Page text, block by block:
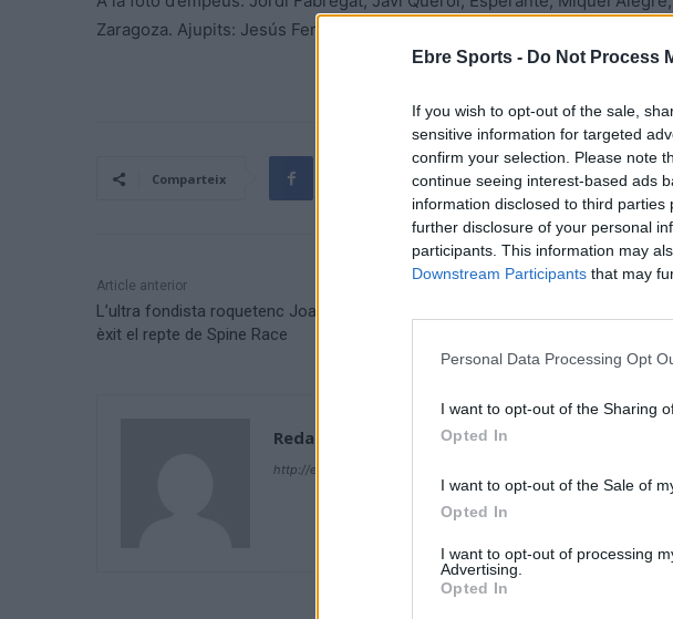
Ebre Sports - Do Not Process
If you wish to opt-out of the sale,
sensitive information for targeted
confirm your selection. Please note
continue seeing interest-based ads
information disclosed to third
further disclosure of your personal
participants. This information may
Downstream Participants that may
Personal Data Processing Opt
I want to opt-out of the Sharing
Opted In
I want to opt-out of the Sale of
Opted In
I want to opt-out of processing
Advertising.
Opted In
Zaragoza. Ajupits: Jesús Ferrando, Àngel Pastor, Serres, Valmaña i Jorge.
Comparteix
Article anterior
L’ultra fondista roquetenc Joan Ventura finalitza amb
èxit el repte de Spine Race
Redacció
http://ebresports.cat